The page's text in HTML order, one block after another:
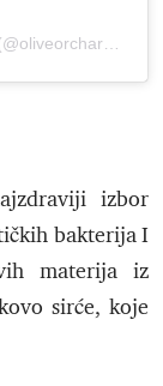
izbor
bakterija I
materija iz
sirće, koje